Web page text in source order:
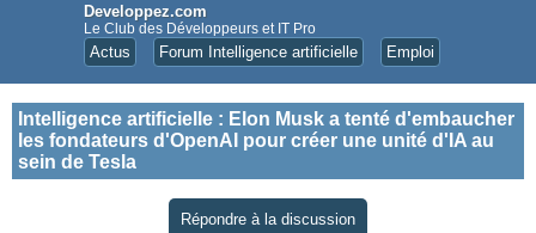
Developpez.com
Le Club des Développeurs et IT Pro
Actus Forum Intelligence artificielle Emploi
Intelligence artificielle : Elon Musk a tenté d'embaucher
les fondateurs d'OpenAI pour créer une unité d'IA au
sein de Tesla
Répondre à la discussion